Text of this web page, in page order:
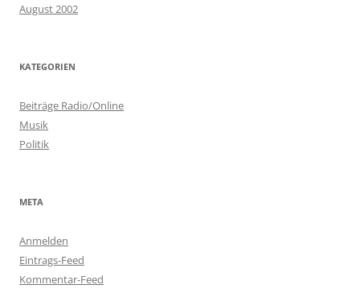
August 2002
KATEGORIEN
Beiträge Radio/Online
Musik
Politik
META
Anmelden
Eintrags-Feed
Kommentar-Feed